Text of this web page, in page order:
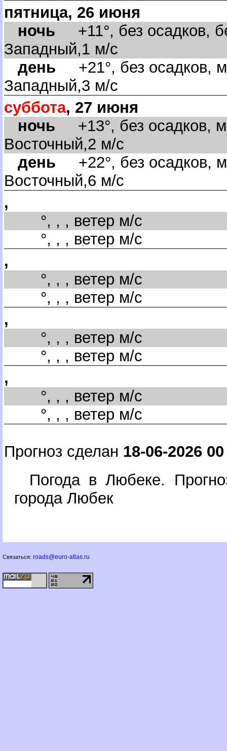
пятница, 26 июня
ночь +11°, без осадков,
Западный,1 м/с
день +21°, без осадков,
Западный,3 м/с
суббота, 27 июня
ночь +13°, без осадков,
осточный,2 м/с
день +22°, без осадков,
осточный,6 м/с
,
°, , , ветер м/с
°, , , ветер м/с
,
°, , , ветер м/с
°, , , ветер м/с
,
°, , , ветер м/с
°, , , ветер м/с
,
°, , , ветер м/с
°, , , ветер м/с
Прогноз сделан 18-06-2026
Погода в Любеке.
орода Любек
Связаться: roads@euro-atlas.ru